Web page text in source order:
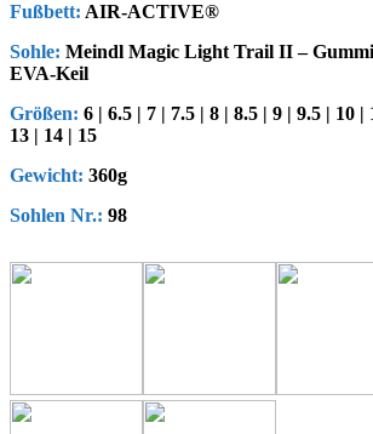
Fußbett: AIR-ACTIVE®
Sohle: Meindl Magic Light Trail II –
EVA-Keil
Größen: 6 | 6.5 | 7 | 7.5 | 8 | 8.5 | 9 | 9.5 | 10 |
13 | 14 | 15
Gewicht: 360g
Sohlen Nr.: 98